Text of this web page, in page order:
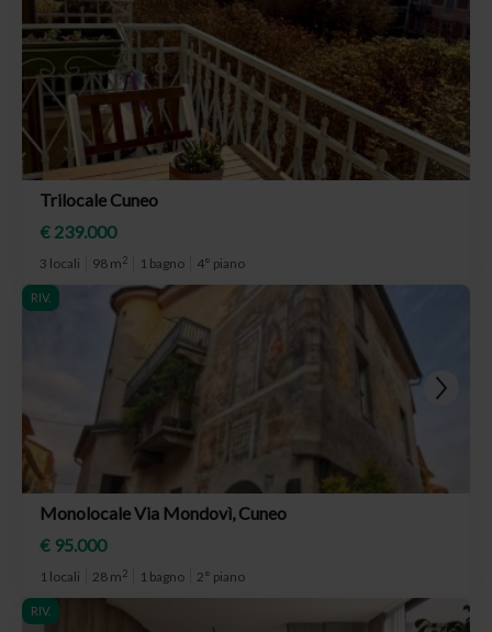
Trilocale Cuneo
€ 239.000
3 locali 98 m2 1 bagno 4° piano
RIV.
Monolocale Via Mondovì, Cuneo
€ 95.000
1 locali 28 m2 1 bagno 2° piano
RIV.